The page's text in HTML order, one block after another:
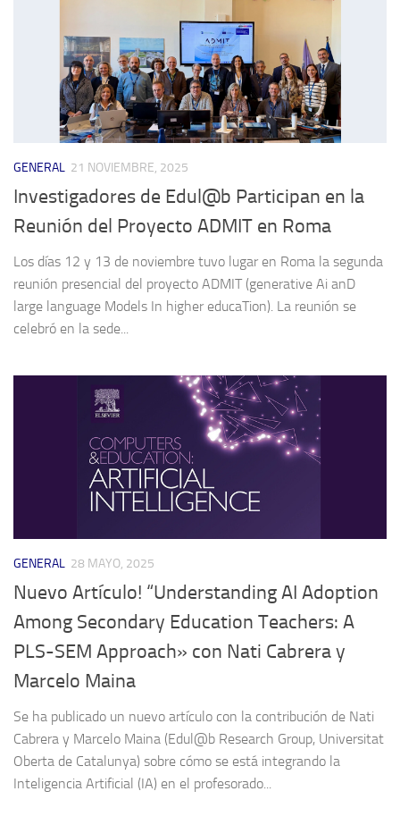
GENERAL 21 NOVIEMBRE, 2025
Investigadores de Edul@b Participan en la
Reunión del Proyecto ADMIT en Roma
Los días 12 y 13 de noviembre tuvo lugar en Roma la segunda
reunión presencial del proyecto ADMIT (generative Ai anD
large language Models In higher educaTion). La reunión se
celebró en la sede...
GENERAL 28 MAYO, 2025
Nuevo Artículo! “Understanding AI Adoption
Among Secondary Education Teachers: A
PLS-SEM Approach» con Nati Cabrera y
Marcelo Maina
Se ha publicado un nuevo artículo con la contribución de Nati
Cabrera y Marcelo Maina (Edul@b Research Group, Universitat
Oberta de Catalunya) sobre cómo se está integrando la
Inteligencia Artificial (IA) en el profesorado...